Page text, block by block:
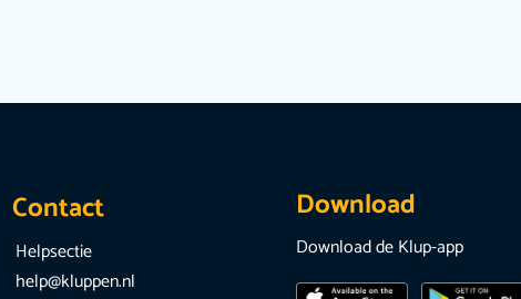
Contact
Helpsectie
help@kluppen.nl
Download
Download de Klup-app